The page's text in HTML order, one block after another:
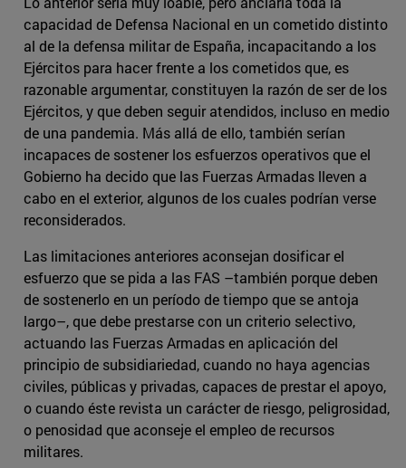
capacidad de Defensa Nacional en un cometido distinto
al de la defensa militar de España, incapacitando a los
Ejércitos para hacer frente a los cometidos que, es
razonable argumentar, constituyen la razón de ser de los
Ejércitos, y que deben seguir atendidos, incluso en medio
de una pandemia. Más allá de ello, también serían
incapaces de sostener los esfuerzos operativos que el
Gobierno ha decido que las Fuerzas Armadas lleven a
cabo en el exterior, algunos de los cuales podrían verse
reconsiderados.
Las limitaciones anteriores aconsejan dosificar el
esfuerzo que se pida a las FAS –también porque deben
de sostenerlo en un período de tiempo que se antoja
largo–, que debe prestarse con un criterio selectivo,
actuando las Fuerzas Armadas en aplicación del
principio de subsidiariedad, cuando no haya agencias
civiles, públicas y privadas, capaces de prestar el apoyo,
o cuando éste revista un carácter de riesgo, peligrosidad,
o penosidad que aconseje el empleo de recursos
militares.